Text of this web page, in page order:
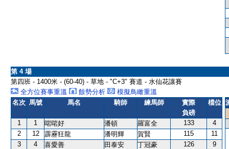
第 4 場
第四班 - 1400米 - (60-40) - 草地 - "C+3" 賽道 - 水仙花讓賽
全方位賽事重溫
餘勢分析
模擬鳥瞰重溫
名次 馬號 馬名 騎師 練馬師
實際
負磅
檔位
1 1 啱啱好 潘頓 羅富全 133
4
2
12 霹靂狂龍 潘明輝 賀賢 115
11
3
4 喜愛善 田泰安 丁冠豪 126
9